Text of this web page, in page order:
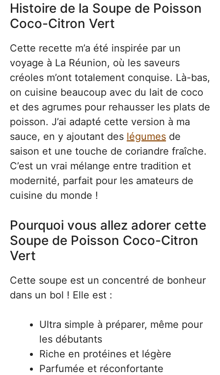
Histoire de la Soupe de Poisson
Coco-Citron Vert
Cette recette m’a été inspirée par un
voyage à La Réunion, où les saveurs
créoles m’ont totalement conquise. Là-bas,
on cuisine beaucoup avec du lait de coco
et des agrumes pour rehausser les plats de
poisson. J’ai adapté cette version à ma
sauce, en y ajoutant des légumes de
saison et une touche de coriandre fraîche.
C’est un vrai mélange entre tradition et
modernité, parfait pour les amateurs de
cuisine du monde !
Pourquoi vous allez adorer cette
Soupe de Poisson Coco-Citron
Vert
Cette soupe est un concentré de bonheur
dans un bol ! Elle est :
Ultra simple à préparer, même pour
les débutants
Riche en protéines et légère
Parfumée et réconfortante